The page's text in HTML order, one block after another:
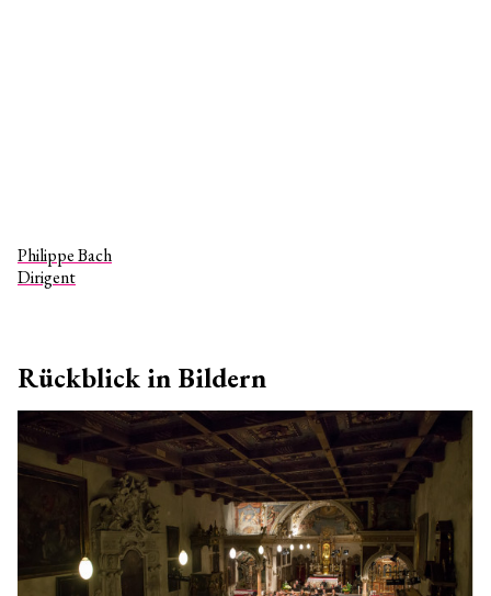
Philippe Bach
Dirigent
Rückblick in Bildern